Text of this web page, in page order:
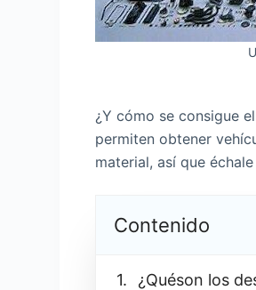
¿Y cómo se consigue
permiten obtener
material, así que
Contenido
¿Quéson los